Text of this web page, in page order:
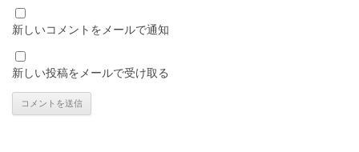
新しいコメントをメールで通知
新しい投稿をメールで受け取る